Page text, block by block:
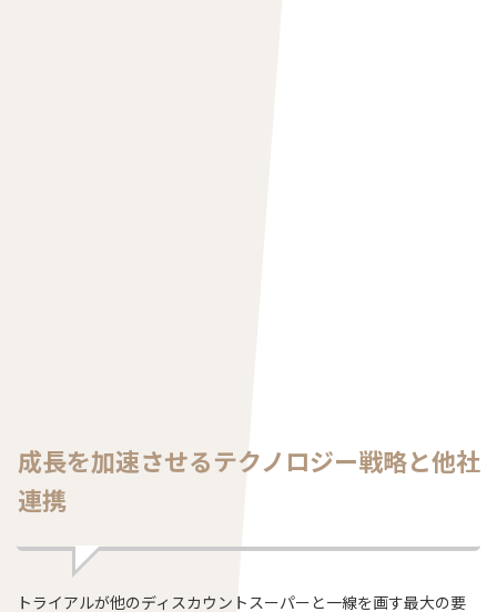
成長を加速させるテクノロジー戦略と他社
連携
トライアルが他のディスカウントスーパーと一線を画す最大の要